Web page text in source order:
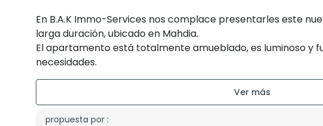
En B.A.K Immo-Services nos complace presentarles este
larga duración, ubicado en Mahdia.
El apartamento está totalmente amueblado, es luminoso y
necesidades.
- 1 dormitorio y balcón
- 1 sala de estar y comedor
propuesta por :